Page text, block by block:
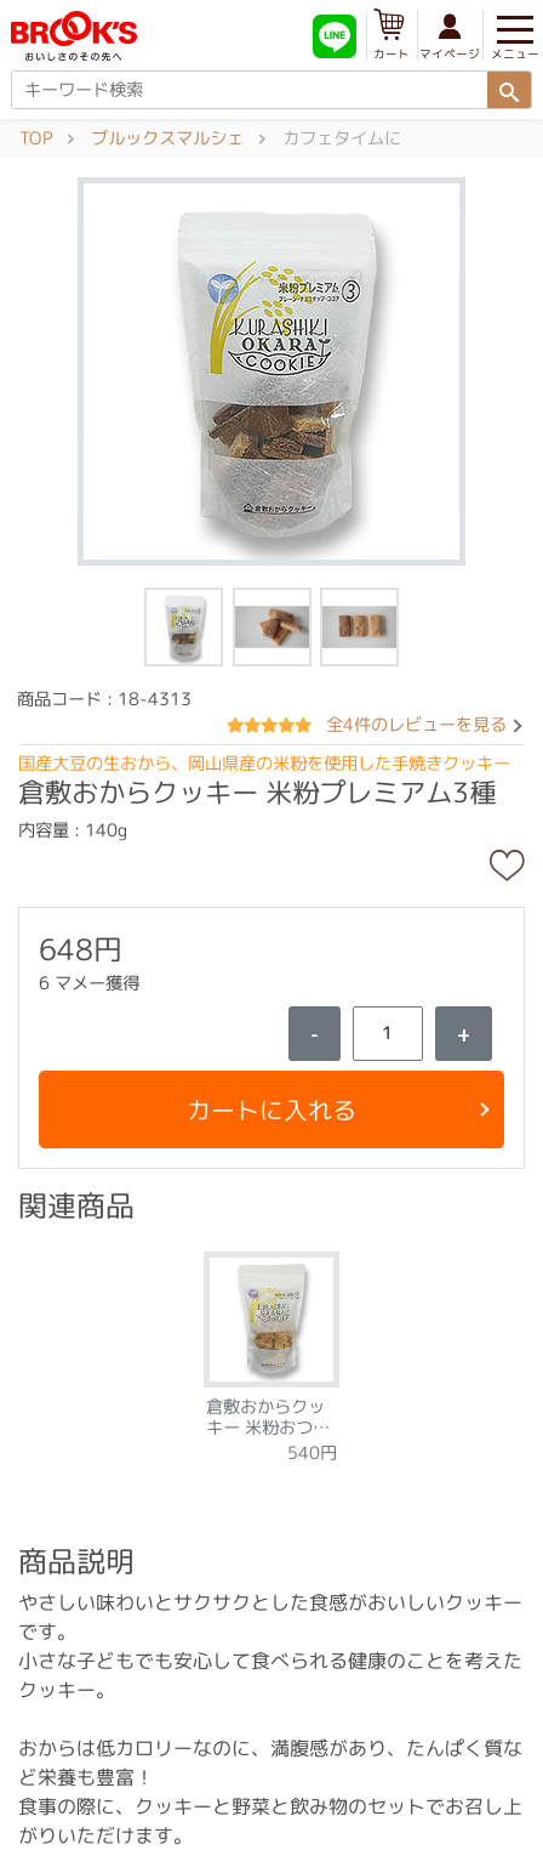
メニュー
マイページ
カート
TOP ブルックスマルシェ カフェタイムに
商品コード : 18-4313
全4件のレビューを見る
国産大豆の生おから、岡山県産の米粉を使用した手焼きクッキー
倉敷おからクッキー 米粉プレミアム3種
内容量 : 140g
648円
6 マメー獲得
- +
カートに入れる
関連商品
倉敷おからクッ
キー 米粉おつま
540円
商品説明
やさしい味わいとサクサクとした食感がおいしいクッキー
です。
小さな子どもでも安心して食べられる健康のことを考えた
クッキー。
おからは低カロリーなのに、満腹感があり、たんぱく質な
ど栄養も豊富！
食事の際に、クッキーと野菜と飲み物のセットでお召し上
がりいただけます。